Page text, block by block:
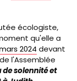
écologiste,
qu'elle a
2024 devant
l'Assemblée
de solennité et